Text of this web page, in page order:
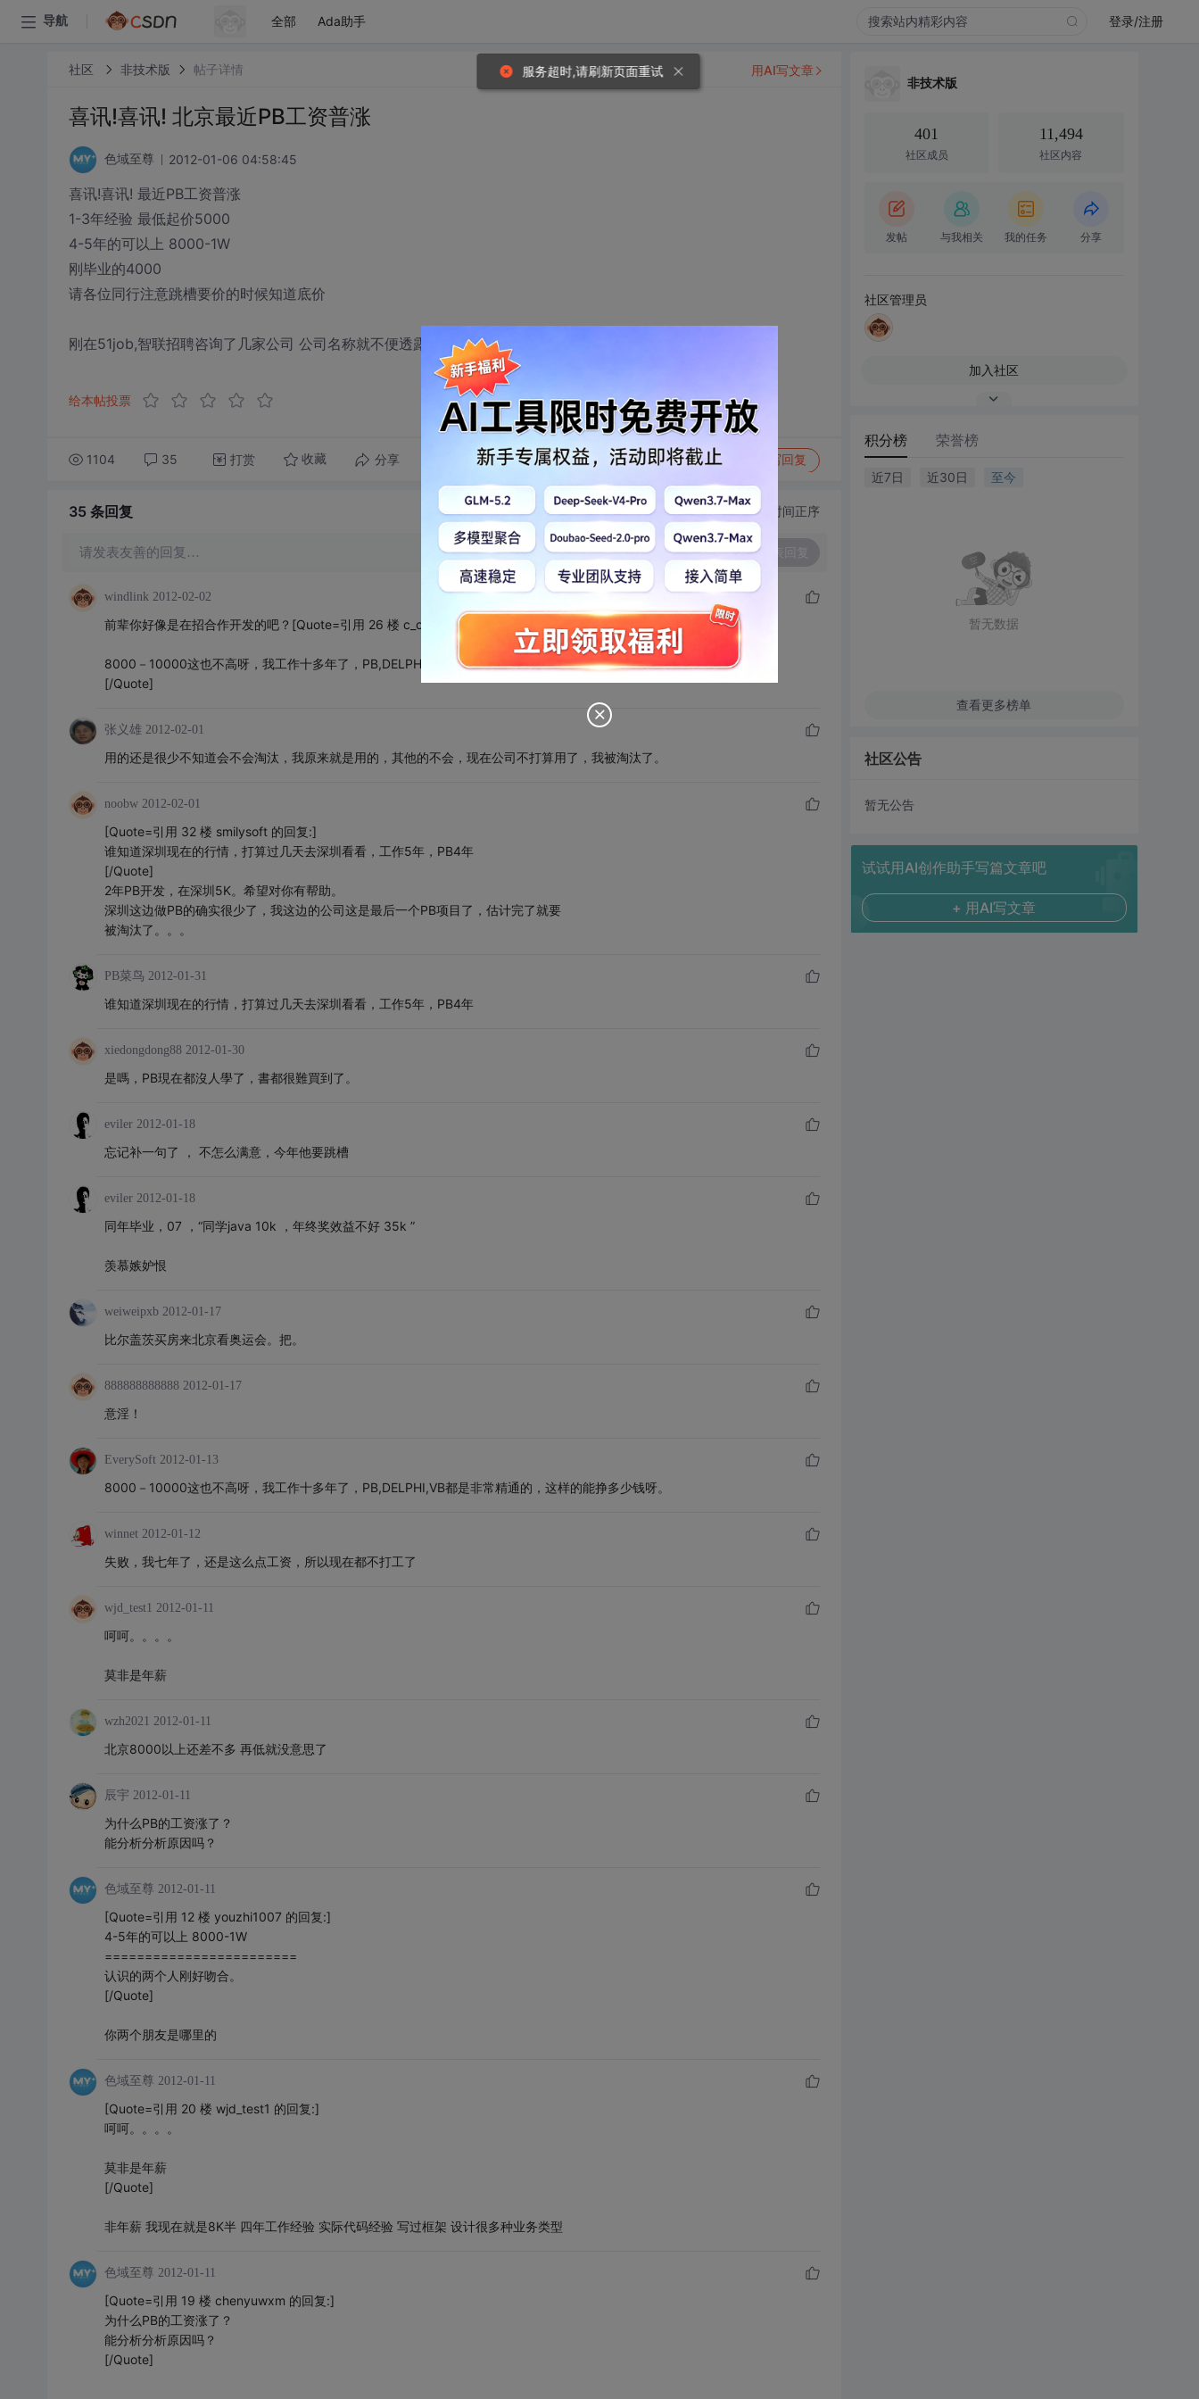
导航 全部 Ada助手 登录/注册
社区 非技术版 帖子详情
喜讯!喜讯! 北京最近PB工资普涨
色域至尊 2012-01-06 04:58:45
喜讯!喜讯! 最近PB工资普涨
1-3年经验 最低起价5000
4-5年的可以上 8000-1W
刚毕业的4000
请各位同行注意跳槽要价的时候知道底价
刚在51job,智联招聘咨询了几家公司 公司名称就不便透露了 大家可以自己搜PB关键词打电话询价
给本帖投票
1104 35 打赏 收藏 分享 转发到动态 举报 写回复
用AI写文章
35 条回复 切换为时间正序
请发表友善的回复… 发表回复
windlink 2012-02-02
前辈你好像是在招合作开发的吧？[Quote=引用 26 楼 c_c_ 的回复:]
8000－10000这也不高呀，我工作十多年了，PB,DELPHI,VB都是非常精通的，这样的能挣多少钱呀。
[/Quote]
张义雄 2012-02-01
用的还是很少不知道会不会淘汰，我原来就是用的，其他的不会，现在公司不打算用了，我被淘汰了。
noobw 2012-02-01
[Quote=引用 32 楼 smilysoft 的回复:]
谁知道深圳现在的行情，打算过几天去深圳看看，工作5年，PB4年
[/Quote]
2年PB开发，在深圳5K。希望对你有帮助。
深圳这边做PB的确实很少了，我这边的公司这是最后一个PB项目了，估计完了就要
被淘汰了。。。
PB菜鸟 2012-01-31
谁知道深圳现在的行情，打算过几天去深圳看看，工作5年，PB4年
xiedongdong88 2012-01-30
是嗎，PB現在都沒人學了，書都很難買到了。
eviler 2012-01-18
忘记补一句了 ， 不怎么满意，今年他要跳槽
eviler 2012-01-18
同年毕业，07 ，“同学java 10k ，年终奖效益不好 35k ”
羡慕嫉妒恨
weiweipxb 2012-01-17
比尔盖茨买房来北京看奥运会。把。
888888888888 2012-01-17
意淫！
EverySoft 2012-01-13
8000－10000这也不高呀，我工作十多年了，PB,DELPHI,VB都是非常精通的，这样的能挣多少钱呀。
winnet 2012-01-12
失败，我七年了，还是这么点工资，所以现在都不打工了
wjd_test1 2012-01-11
呵呵。。。。
莫非是年薪
wzh2021 2012-01-11
北京8000以上还差不多 再低就没意思了
辰宇 2012-01-11
为什么PB的工资涨了？
能分析分析原因吗？
色域至尊 2012-01-11
[Quote=引用 12 楼 youzhi1007 的回复:]
4-5年的可以上 8000-1W
========================
认识的两个人刚好吻合。
[/Quote]
你两个朋友是哪里的
色域至尊 2012-01-11
[Quote=引用 20 楼 wjd_test1 的回复:]
呵呵。。。。
莫非是年薪
[/Quote]
非年薪 我现在就是8K半 四年工作经验 实际代码经验 写过框架 设计很多种业务类型
色域至尊 2012-01-11
[Quote=引用 19 楼 chenyuwxm 的回复:]
为什么PB的工资涨了？
能分析分析原因吗？
[/Quote]
非技术版
401
社区成员
11,494
社区内容
发帖 与我相关 我的任务 分享
社区管理员
加入社区
积分榜 荣誉榜
近7日 近30日 至今
暂无数据
查看更多榜单
社区公告
暂无公告
试试用AI创作助手写篇文章吧
+ 用AI写文章